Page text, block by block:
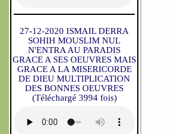
27-12-2020 ISMAIL DERRA
SOHIH MOUSLIM NUL
N'ENTRA AU PARADIS
GRACE A SES OEUVRES MAIS
GRACE A LA MISERICORDE
DE DIEU MULTIPLICATION
DES BONNES OEUVRES
(Téléchargé 3994 fois)